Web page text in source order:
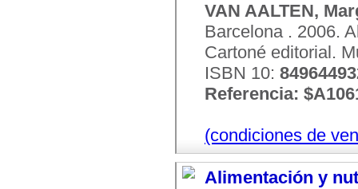
VAN AALTEN,
Barcelona . 2006.
Cartoné editorial.
ISBN 10:
Referencia:
(condiciones de
Alimentación y